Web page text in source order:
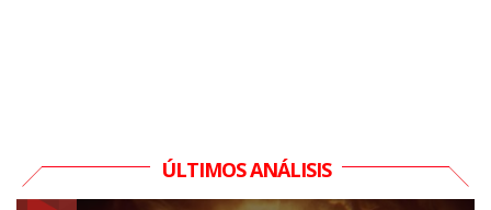
ÚLTIMOS ANÁLISIS